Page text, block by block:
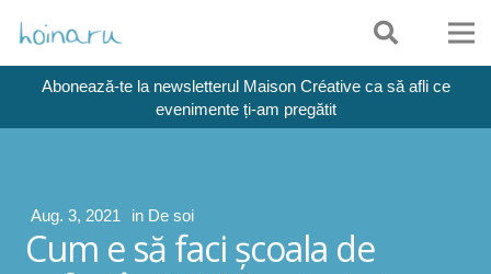
Abonează-te la newsletterul Maison Créative ca să afli ce
evenimente ți-am pregătit
Aug. 3, 2021 in De soi
Cum e să faci școala de